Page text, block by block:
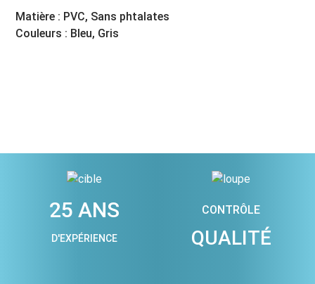
Matière : PVC, Sans phtalates
Couleurs : Bleu, Gris
25 ANS
D'EXPÉRIENCE
CONTRÔLE
QUALITÉ